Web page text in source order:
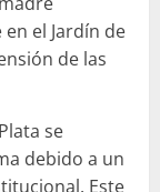
el Jardín de
de las
se
debido a un
Este